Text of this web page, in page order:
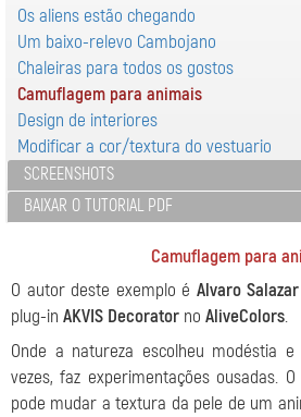
Os aliens estão chegando
Um baixo-relevo Cambojano
Chaleiras para todos os gostos
Camuflagem para animais
Design de interiores
Modificar a cor/textura do vestuario
SCREENSHOTS
BAIXAR O TUTORIAL PDF
Camuflagem para
O autor deste exemplo é Alvaro
plug-in AKVIS Decorator no AliveColors.
Onde a natureza escolheu modéstia
vezes, faz experimentações ousadas. O
pode mudar a textura da pele de um